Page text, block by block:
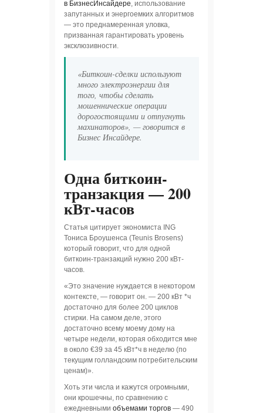
в БизнесИнсайдере , использование
запутанных и энергоемких алгоритмов
— это преднамеренная уловка,
призванная гарантировать уровень
эксклюзивности.
«Биткоин-сделки используют
много электроэнергии для
того, чтобы сделать
мошеннические операции
дорогостоящими и отпугнуть
махинаторов», — говорится в
Бизнес Инсайдере.
Одна биткоин-
транзакция — 200
кВт-часов
Статья цитирует экономиста ING
Тониса Броушенса (Teunis Brosens)
который говорит, что для одной
биткоин-транзакций нужно 200 кВт-
часов.
«Это значение нуждается в некотором
контексте, — говорит он. — 200 кВт *ч
достаточно для более 200 циклов
стирки. На самом деле, этого
достаточно всему моему дому на
четыре недели, которая обходится мне
в около €39 за 45 кВт*ч в неделю (по
текущим голландским потребительским
ценам)».
Хоть эти числа и кажутся огромными,
они крошечны, по сравнению с
ежедневными объемами торгов — 490